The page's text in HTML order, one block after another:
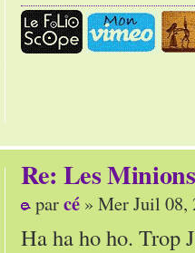
Re: Les Minions
parcé » Mer Juil 08,
Ha ha ho ho. Trop